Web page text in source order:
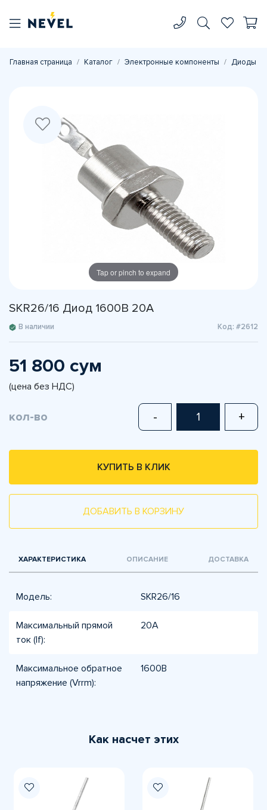
Главная страница Каталог Электронные компоненты Диоды
Tap or pinch to expand
SKR26/16 Диод 1600В 20А
В наличии Код: #2612
51 800 сум
(цена без НДС)
кол-во - +
КУПИТЬ В КЛИК
ДОБАВИТЬ В КОРЗИНУ
ХАРАКТЕРИСТИКА ОПИСАНИЕ ДОСТАВКА
Модель: SKR26/16
Максимальный прямой
ток (If):
20А
Максимальное обратное
напряжение (Vrrm):
1600В
Как насчет этих